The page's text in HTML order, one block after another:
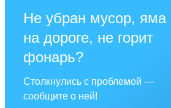
Не убран мусор, яма
на дороге, не горит
фонарь?
Столкнулись с проблемой —
сообщите о ней!